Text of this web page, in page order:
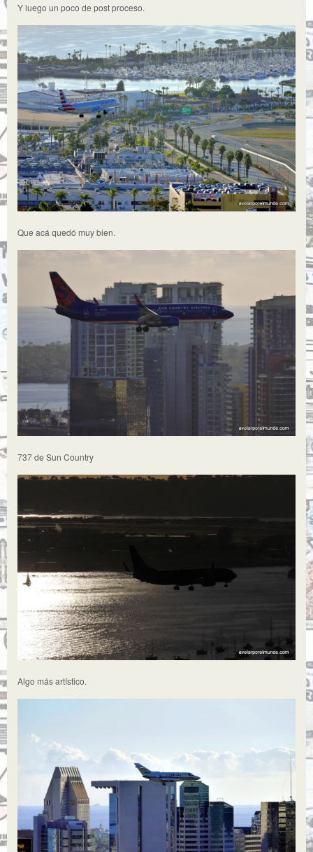
Y luego un poco de post proceso.
Que acá quedó muy bien.
737 de Sun Country
Algo más artístico.